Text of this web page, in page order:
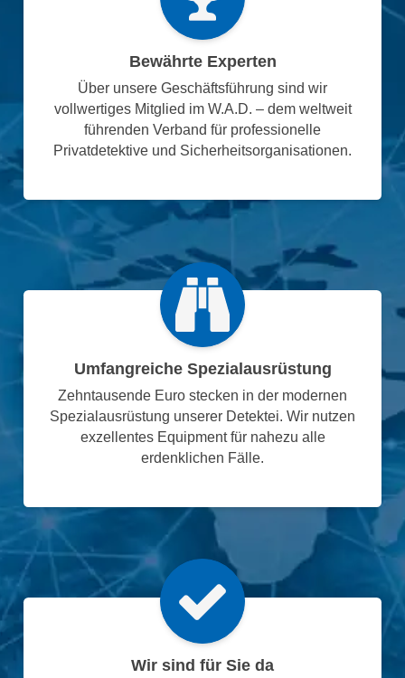
Bewährte Experten
Über unsere Geschäftsführung sind wir
vollwertiges Mitglied im W.A.D. – dem weltweit
führenden Verband für professionelle
Privatdetektive und Sicherheitsorganisationen.
Umfangreiche Spezialausrüstung
Zehntausende Euro stecken in der modernen
Spezialausrüstung unserer Detektei. Wir nutzen
exzellentes Equipment für nahezu alle
erdenklichen Fälle.
Wir sind für Sie da